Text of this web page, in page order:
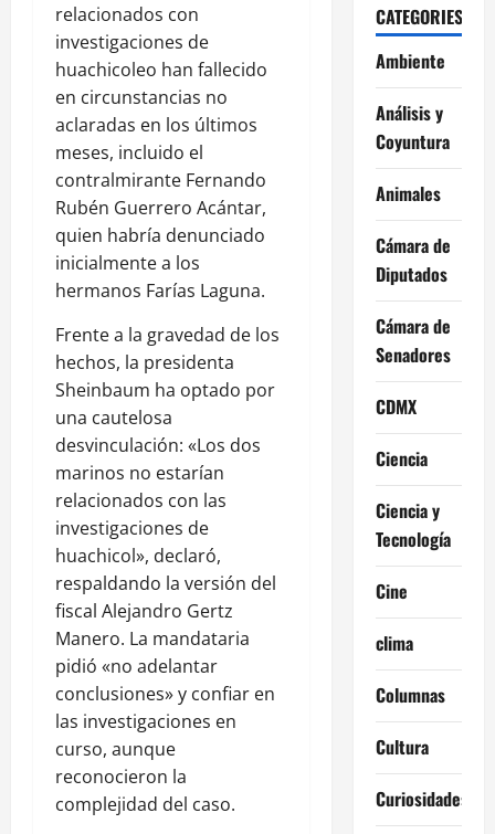
relacionados con
investigaciones de
huachicoleo han fallecido
en circunstancias no
aclaradas en los últimos
meses, incluido el
contralmirante Fernando
Rubén Guerrero Acántar,
quien habría denunciado
inicialmente a los
hermanos Farías Laguna.
Frente a la gravedad de los
hechos, la presidenta
Sheinbaum ha optado por
una cautelosa
desvinculación: «Los dos
marinos no estarían
relacionados con las
investigaciones de
huachicol», declaró,
respaldando la versión del
fiscal Alejandro Gertz
Manero. La mandataria
pidió «no adelantar
conclusiones» y confiar en
las investigaciones en
curso, aunque
reconocieron la
complejidad del caso.
CATEGORIES
Ambiente
Análisis y
Coyuntura
Animales
Cámara de
Diputados
Cámara de
Senadores
CDMX
Ciencia
Ciencia y
Tecnología
Cine
clima
Columnas
Cultura
Curiosidades